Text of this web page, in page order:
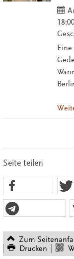
Seite teilen
Zum
Drucken